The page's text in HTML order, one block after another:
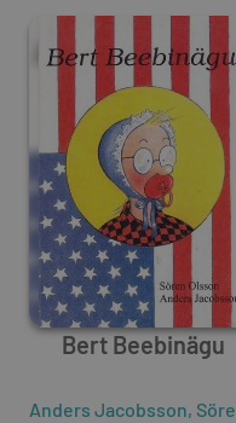
Bert Beebinägu
Anders Jacobsson, Sören Olsson